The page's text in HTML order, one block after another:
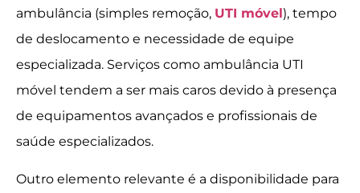
ambulância (simples remoção, UTI móvel), tempo
de deslocamento e necessidade de equipe
especializada. Serviços como ambulância UTI
móvel tendem a ser mais caros devido à presença
de equipamentos avançados e profissionais de
saúde especializados.
Outro elemento relevante é a disponibilidade para